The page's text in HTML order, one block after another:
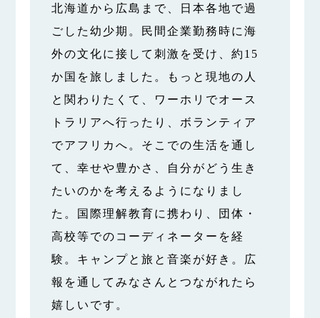
北海道から広島まで、日本各地で過
ごした幼少期。民間企業勤務時に海
外の文化に接して刺激を受け、約15
か国を旅しました。もっと現地の人
と関わりたくて、ワーホリでオース
トラリアへ行ったり、ボランティア
でアフリカへ。そこでの生活を通し
て、幸せや豊かさ、自分がどう生き
たいのかを考えるようになりまし
た。国際理解教育に携わり、団体・
高校等でのコーディネーターを経
験。キャンプと旅と音楽が好き。広
報を通してみなさんとつながれたら
嬉しいです。